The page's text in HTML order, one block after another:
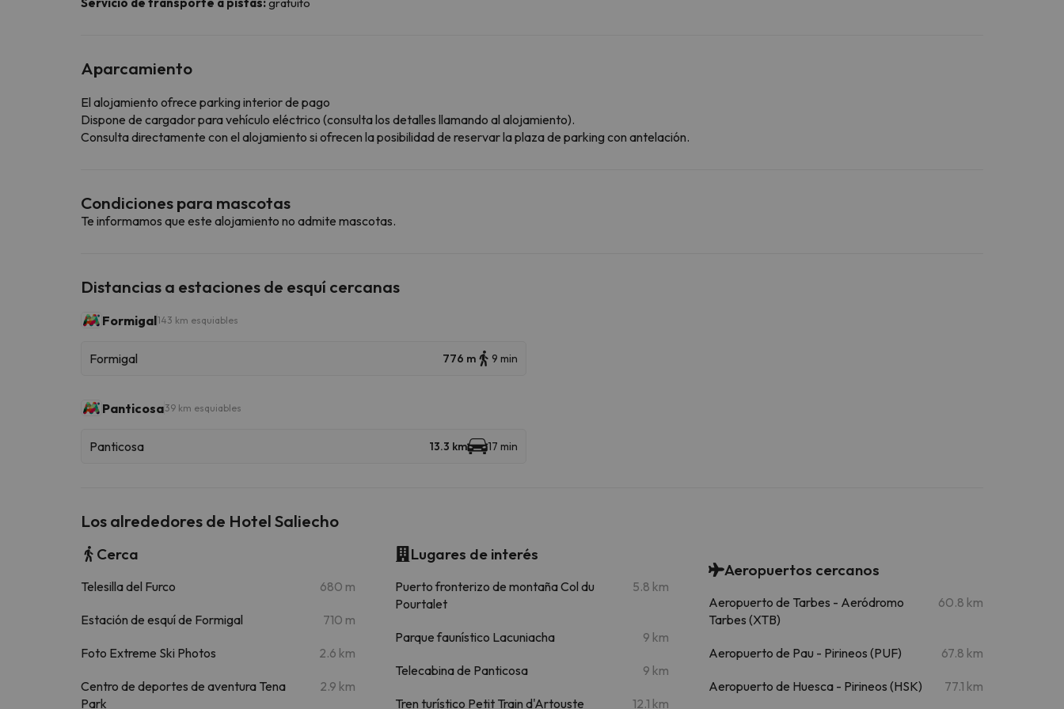
Aparcamiento
El alojamiento ofrece parking interior de pago
Dispone de cargador para vehículo eléctrico (consulta los detalles llamando al alojamiento).
Consulta directamente con el alojamiento si ofrecen la posibilidad de reservar la plaza de parking con antelación.
Condiciones para mascotas
Te informamos que este alojamiento no admite mascotas.
Distancias a estaciones de esquí cercanas
Formigal143 km esquiables
Formigal 776 m 9 min
Panticosa39 km esquiables
Panticosa 13.3 km 17 min
Los alrededores de Hotel Saliecho
Cerca
Telesilla del Furco 680 m
Estación de esquí de Formigal 710 m
Foto Extreme Ski Photos 2.6 km
Centro de deportes de aventura Tena
Park
2.9 km
Lugares de interés
Puerto fronterizo de montaña Col du
Pourtalet
5.8 km
Parque faunístico Lacuniacha 9 km
Telecabina de Panticosa 9 km
Tren turístico Petit Train d'Artouste 12.1 km
Aeropuertos cercanos
Aeropuerto de Tarbes - Aeródromo
Tarbes (XTB)
60.8 km
Aeropuerto de Pau - Pirineos (PUF) 67.8 km
Aeropuerto de Huesca - Pirineos (HSK) 77.1 km